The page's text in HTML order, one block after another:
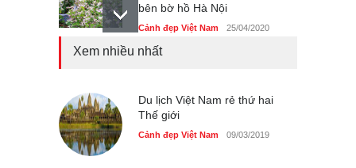
bên bờ hồ Hà Nội
Cảnh đẹp Việt Nam 25/04/2020
Cảnh đẹp Việt Nam 24/04/2020
Chợ đêm Phú Quốc có nhà
Xem nhiều nhất
Du lịch Việt Nam rẻ thứ hai
Thế giới
Cảnh đẹp Việt Nam 09/03/2019